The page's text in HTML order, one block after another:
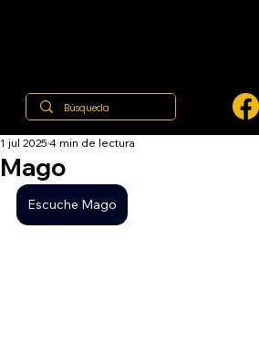
Mago
1 jul 2025 4 min de lectura
Escuche Mago